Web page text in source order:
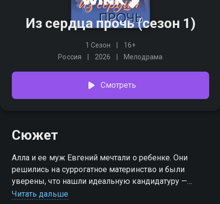
Из сердца прочь (сезон 1)
1 Сезон
16+
Россия
2026 Мелодрама
Смотреть
Сюжет
Алла и ее муж Евгений мечтали о ребенке. Они
решились на суррогатное материнство и были
уверены, что нашли идеальную кандидатуру —
добрую и скромную Ирину. Но с переездом Ирины
Читать дальше